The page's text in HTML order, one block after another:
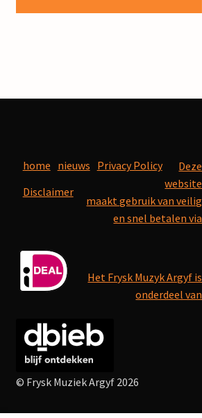
home nieuws Privacy Policy
Disclaimer
Deze
website
maakt gebruik van veilig
en snel betalen via
Het Frysk Muzyk Argyf is
onderdeel van
© Frysk Muziek Argyf 2026